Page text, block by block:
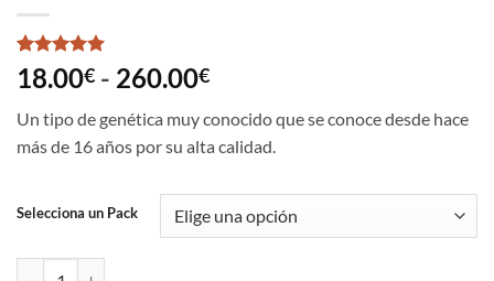
Valorado
con5de 5
1
valoración
de un
cliente
18.00€ - 260.00€Rango
precios:
desde
hasta
260.00€
Un tipo de genética muy conocido que se conoce desde hace
más de 16 años por su alta calidad.
Selecciona un Pack